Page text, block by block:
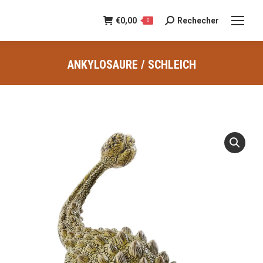
€0,00 0
Recherche
:
Rechecher
ANKYLOSAURE / SCHLEICH